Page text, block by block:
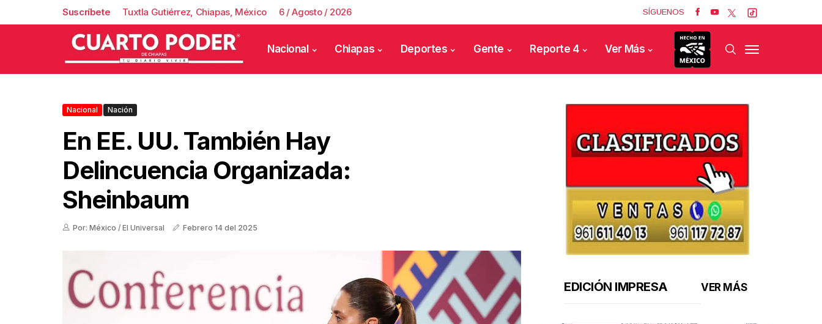
Suscríbete Tuxtla Gutiérrez, Chiapas, México 6 / Agosto / 2026 SÍGUENOS
Nacional Chiapas Deportes Gente Reporte 4 Ver Más
Nacional Nación
En EE. UU. También Hay
Delincuencia Organizada:
Sheinbaum
Por: México / El Universal Febrero 14 del 2025
EDICIÓN IMPRESA VER MÁS